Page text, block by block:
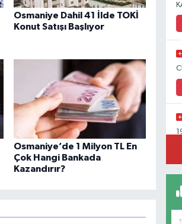
Osmaniye Dahil 41 İlde TOKİ
Konut Satışı Başlıyor
Osmaniye’de 1 Milyon TL En
Çok Hangi Bankada
Kazandırır?